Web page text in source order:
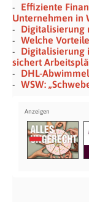
Effiziente
Unternehmen in
Digitalisierung
Welche
Digitalisierung
sichert
DHL-
WSW: